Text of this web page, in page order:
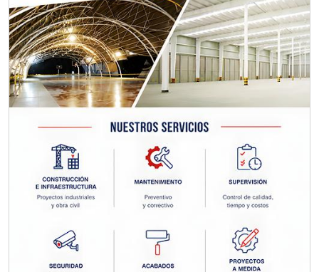
Requisitos: Otorgar condiciones de
crédito acordes a las políticas del
grupo, contar con instalaciones
cercanas a la región y otorgar
referencias comerciales.
Aplicar al Requerimiento
Empresa en Querétaro
Requiere:
RECURSOS HUMANOS